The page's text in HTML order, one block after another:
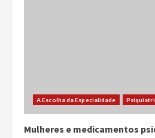
A Escolha da Especialidade
Mulheres e medicamentos